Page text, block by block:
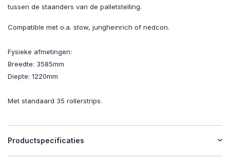
tussen de staanders van de palletstelling.
Compatible met o.a. stow, jungheinrich of nedcon.
Fysieke afmetingen:
Breedte: 3585mm
Diepte: 1220mm
Met standaard 35 rollerstrips.
Productspecificaties